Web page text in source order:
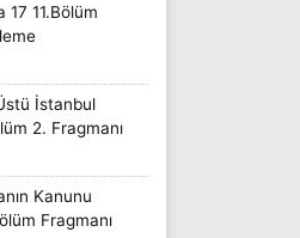
17 11.Bölüm
İstanbul
2. Fragmanı
Kanunu
Fragmanı